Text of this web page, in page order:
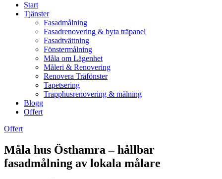
Start
Tjänster
Fasadmålning
Fasadrenovering & byta träpanel
Fasadtvättning
Fönstermålning
Måla om Lägenhet
Måleri & Renovering
Renovera Träfönster
Tapetsering
Trapphusrenovering & målning
Blogg
Offert
Offert
Måla hus Östhamra – hållbar
fasadmålning av lokala målare